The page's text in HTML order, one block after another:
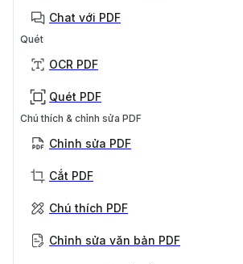
Chat với PDF
Quét
OCR PDF
Quét PDF
Chú thích & chỉnh sửa PDF
Chỉnh sửa PDF
Cắt PDF
Chú thích PDF
Chỉnh sửa văn bản PDF